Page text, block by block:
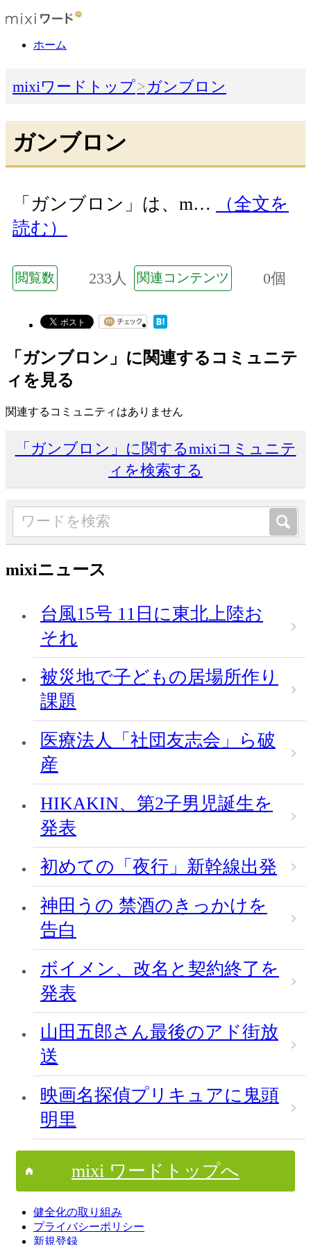
ホーム
mixiワードトップ ガンブロン
ガンブロン
「ガンブロン」は、m…
（全文を
読む）
閲覧数 233人 関連コンテンツ 0個
「ガンブロン」に関連するコミュニテ
ィを見る
関連するコミュニティはありません
「ガンブロン」に関するmixiコミュニテ
ィを検索する
mixiニュース
台風15号 11日に東北上陸お
それ
被災地で子どもの居場所作り
課題
医療法人「社団友志会」ら破
産
HIKAKIN、第2子男児誕生を
発表
初めての「夜行」新幹線出発
神田うの 禁酒のきっかけを
告白
ボイメン、改名と契約終了を
発表
山田五郎さん最後のアド街放
送
映画名探偵プリキュアに鬼頭
明里
mixi ワードトップへ
健全化の取り組み
プライバシーポリシー
新規登録